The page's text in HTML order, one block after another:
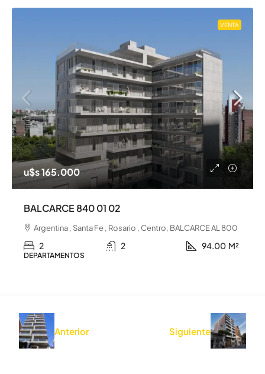
VENTA
u$s 165.000
BALCARCE 840 01 02
Argentina , Santa Fe , Rosario , Centro, BALCARCE AL 800
2 2 94.00 M²
DEPARTAMENTOS
Anterior Siguiente